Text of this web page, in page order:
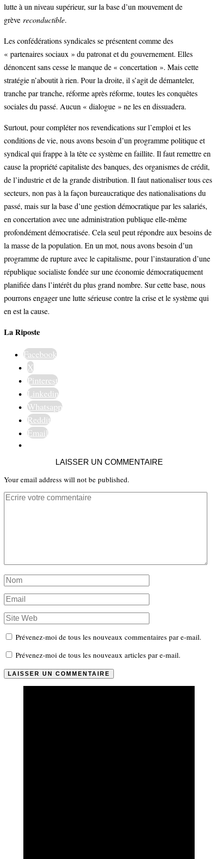
lutte à un niveau supérieur, sur la base d’un mouvement de
grève reconductible.
Les confédérations syndicales se présentent comme des
« partenaires sociaux » du patronat et du gouvernement. Elles
dénoncent sans cesse le manque de « concertation ». Mais cette
stratégie n’aboutit à rien. Pour la droite, il s’agit de démanteler,
tranche par tranche, réforme après réforme, toutes les conquêtes
sociales du passé. Aucun « dialogue » ne les en dissuadera.
Surtout, pour compléter nos revendications sur l’emploi et les
conditions de vie, nous avons besoin d’un programme politique et
syndical qui frappe à la tête ce système en faillite. Il faut remettre en
cause la propriété capitaliste des banques, des organismes de crédit,
de l’industrie et de la grande distribution. Il faut nationaliser tous ces
secteurs, non pas à la façon bureaucratique des nationalisations du
passé, mais sur la base d’une gestion démocratique par les salariés,
en concertation avec une administration publique elle-même
profondément démocratisée. Cela seul peut répondre aux besoins de
la masse de la population. En un mot, nous avons besoin d’un
programme de rupture avec le capitalisme, pour l’instauration d’une
république socialiste fondée sur une économie démocratiquement
planifiée dans l’intérêt du plus grand nombre. Sur cette base, nous
pourrons engager une lutte sérieuse contre la crise et le système qui
en est la cause.
La Riposte
Facebook
X
Pinterest
Linkedin
Whatsapp
Reddit
Email
LAISSER UN COMMENTAIRE
Your email address will not be published.
Prévenez-moi de tous les nouveaux commentaires par e-mail.
Prévenez-moi de tous les nouveaux articles par e-mail.